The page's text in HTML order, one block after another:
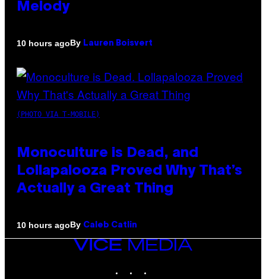
Melody
10 hours agoBy Lauren Boisvert
(PHOTO VIA T-MOBILE)
Monoculture is Dead, and
Lollapalooza Proved Why That’s
Actually a Great Thing
10 hours agoBy Caleb Catlin
VICE